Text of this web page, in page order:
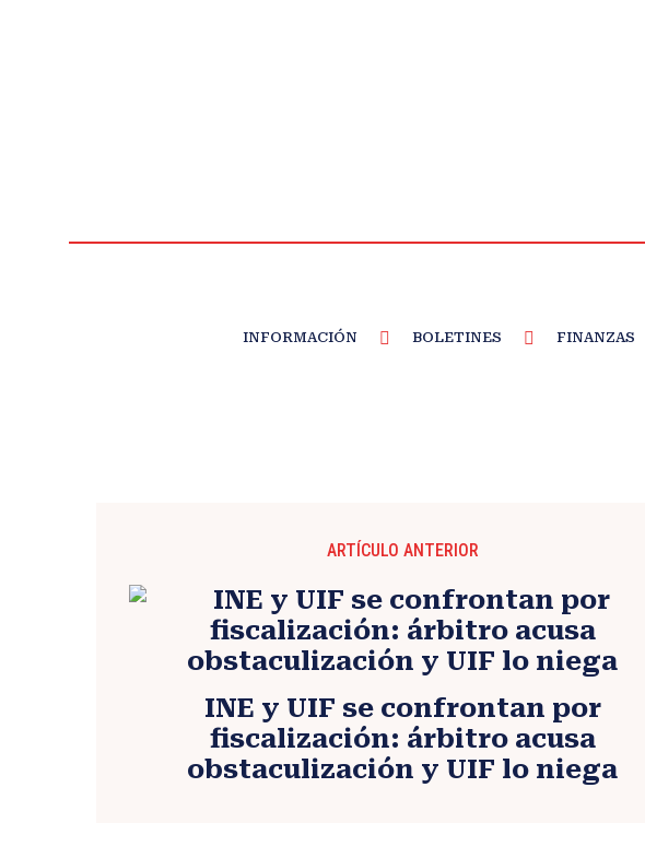
INFORMACIÓN BOLETINES FINANZAS
ARTÍCULO ANTERIOR
INE y UIF se confrontan por
fiscalización: árbitro acusa
obstaculización y UIF lo niega